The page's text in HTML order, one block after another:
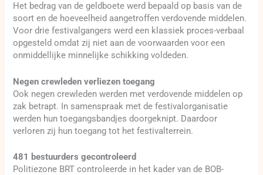
Het bedrag van de geldboete werd bepaald op basis van de
soort en de hoeveelheid aangetroffen verdovende middelen.
Voor drie festivalgangers werd een klassiek proces-verbaal
opgesteld omdat zij niet aan de voorwaarden voor een
onmiddellijke minnelijke schikking voldeden.
Negen crewleden verliezen toegang
Ook negen crewleden werden met verdovende middelen op
zak betrapt. In samenspraak met de festivalorganisatie
werden hun toegangsbandjes doorgeknipt. Daardoor
verloren zij hun toegang tot het festivalterrein.
481 bestuurders gecontroleerd
Politiezone BRT controleerde in het kader van de BOB-